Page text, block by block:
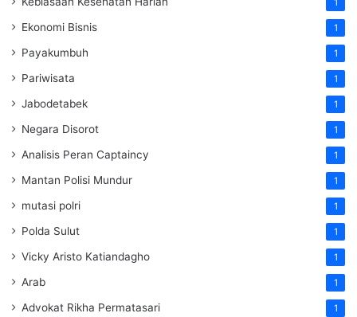
1
Ekonomi Bisnis 1
Payakumbuh 1
Pariwisata 1
Jabodetabek 1
Negara Disorot 1
Analisis Peran Captaincy 1
Mantan Polisi Mundur 1
mutasi polri 1
Polda Sulut 1
Vicky Aristo Katiandagho 1
Arab 1
Advokat Rikha Permatasari 1